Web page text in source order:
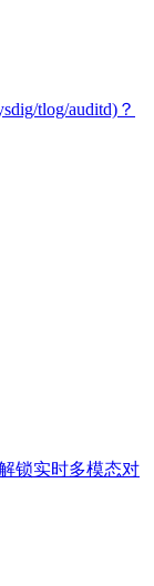
tlog/auditd)？
锁实时多模态对